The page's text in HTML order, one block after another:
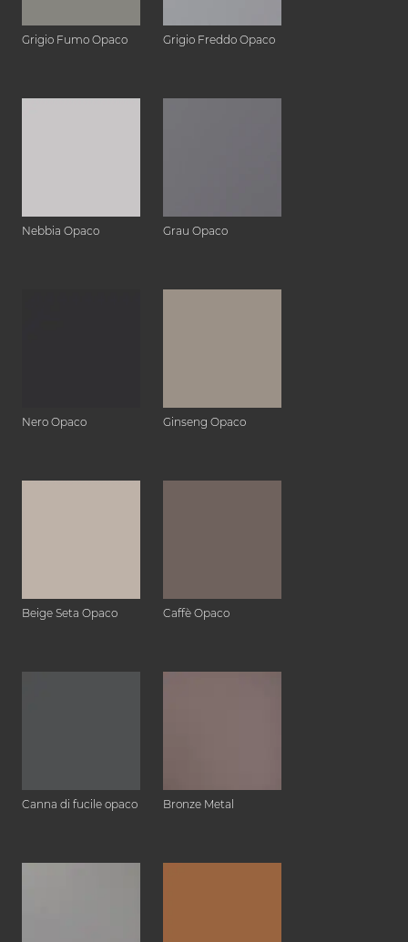
Grigio Fumo Opaco Grigio Freddo Opaco
Nebbia Opaco Grau Opaco
Nero Opaco Ginseng Opaco
Beige Seta Opaco Caffè Opaco
Canna di fucile opaco Bronze Metal